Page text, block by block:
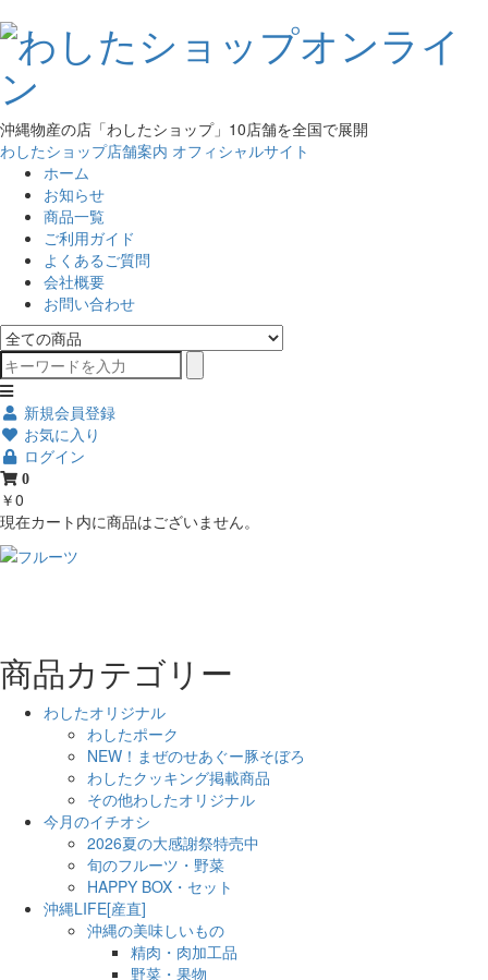
沖縄物産の店「わしたショップ」10店舗を全国で展開
わしたショップ店舗案内 オフィシャルサイト
ホーム
お知らせ
商品一覧
ご利用ガイド
よくあるご質問
会社概要
お問い合わせ
新規会員登録
お気に入り
ログイン
0
￥0
現在カート内に商品はございません。
商品カテゴリー
わしたオリジナル
わしたポーク
NEW！まぜのせあぐー豚そぼろ
わしたクッキング掲載商品
その他わしたオリジナル
今月のイチオシ
2026夏の大感謝祭特売中
旬のフルーツ・野菜
HAPPY BOX・セット
沖縄LIFE[産直]
沖縄の美味しいもの
精肉・肉加工品
野菜・果物